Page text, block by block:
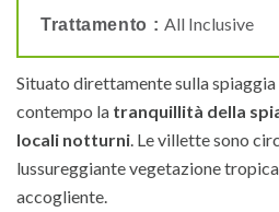
Trattamento : All Inclusive
Situato direttamente sulla
contempo la tranquillità della
locali notturni. Le villette sono
lussureggiante vegetazione
accogliente.